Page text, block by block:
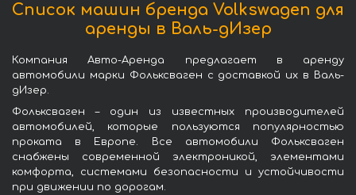
Список машин бренда Volkswagen для
аренды в Валь-дИзер
Компания Авто-Аренда предлагает в аренду
автомобили марки Фольксваген с доставкой их в Валь-
дИзер.
Фольксваген – один из известных производителей
автомобилей, которые пользуются популярностью
проката в Европе. Все автомобили Фольксваген
снабжены современной электроникой, элементами
комфорта, системами безопасности и устойчивости
при движении по дорогам.